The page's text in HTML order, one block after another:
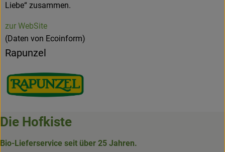
Liebe“ zusammen.
zur WebSite
(Daten von Ecoinform)
Rapunzel
Die Hofkiste
Bio-Lieferservice seit über 25 Jahren.